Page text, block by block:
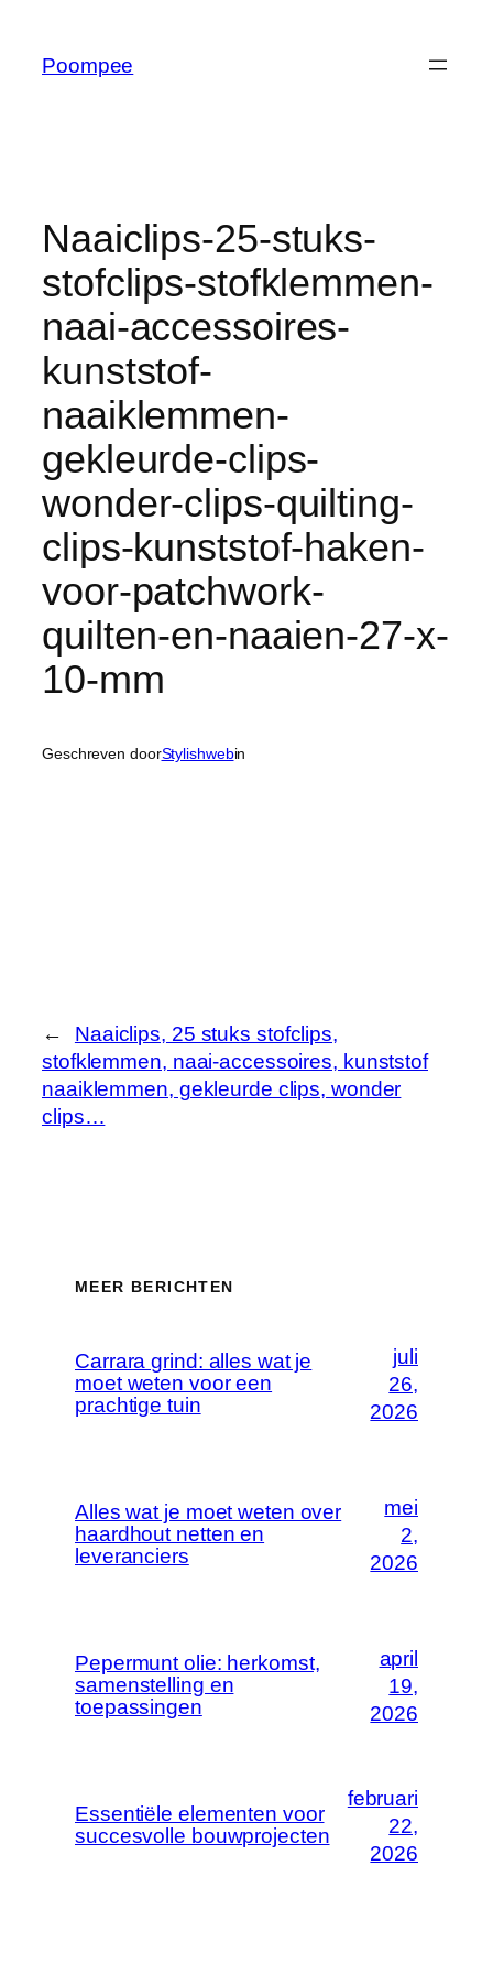
Poompee
Naaiclips-25-stuks-
stofclips-stofklemmen-
naai-accessoires-
kunststof-
naaiklemmen-
gekleurde-clips-
wonder-clips-quilting-
clips-kunststof-haken-
voor-patchwork-
quilten-en-naaien-27-x-
10-mm
Geschreven doorStylishwebin
←
Naaiclips, 25 stuks stofclips,
stofklemmen, naai-accessoires, kunststof
naaiklemmen, gekleurde clips, wonder
clips…
MEER BERICHTEN
Carrara grind: alles wat je
moet weten voor een
prachtige tuin
juli
26,
2026
Alles wat je moet weten over
haardhout netten en
leveranciers
mei
2,
2026
Pepermunt olie: herkomst,
samenstelling en
toepassingen
april
19,
2026
Essentiële elementen voor
succesvolle bouwprojecten
februari
22,
2026